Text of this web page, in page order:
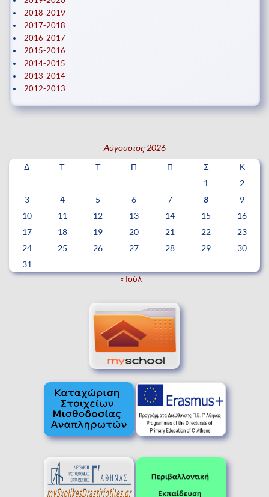
2018-2019
2017-2018
2016-2017
2015-2016
2014-2015
2013-2014
2012-2013
Αύγουστος 2026
Δ
Τ Τ Π Π Σ
Κ
1
2
3
4 5 6 7 8
9
10
11 12 13 14 15
16
17
18 19 20 21 22
23
24
25 26 27 28 29
30
31
« Ιούλ